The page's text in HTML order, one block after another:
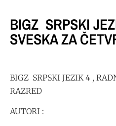
BIGZ SRPSKI
SVESKA ZA
BIGZ SRPSKI JEZIK 4 ,
RAZRED
AUTORI :